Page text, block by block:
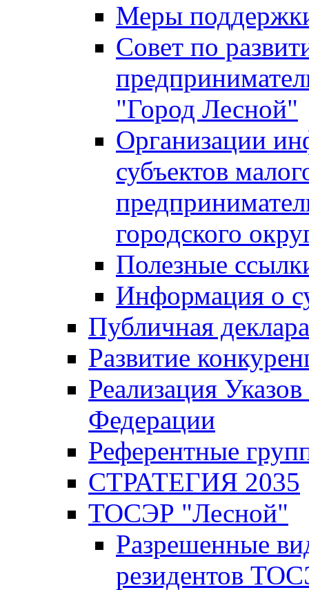
Меры
Совет по
"Город Лесной"
Организации
субъектов
городского
Полезные
Информация о
Публичная
Развитие
Реализация
Федерации
Референтные
СТРАТЕГИЯ 2035
ТОСЭР "Лесной"
Разрешенные
резидентов